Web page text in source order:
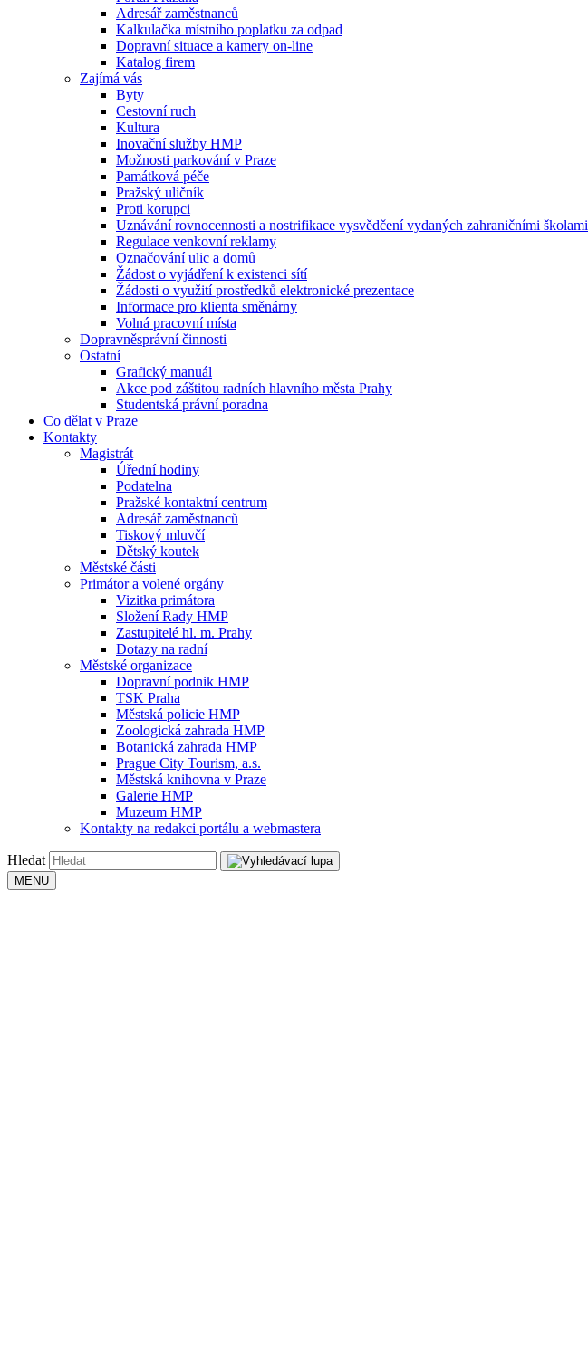
Adresář zaměstnanců
Kalkulačka místního poplatku za odpad
Dopravní situace a kamery on-line
Katalog firem
Zajímá vás
Byty
Cestovní ruch
Kultura
Inovační služby HMP
Možnosti parkování v Praze
Památková péče
Pražský uličník
Proti korupci
Uznávání rovnocennosti a nostrifikace vysvědčení vydaných zahraničními školami
Regulace venkovní reklamy
Označování ulic a domů
Žádost o vyjádření k existenci sítí
Žádosti o využití prostředků elektronické prezentace
Informace pro klienta směnárny
Volná pracovní místa
Dopravněsprávní činnosti
Ostatní
Grafický manuál
Akce pod záštitou radních hlavního města Prahy
Studentská právní poradna
Co dělat v Praze
Kontakty
Magistrát
Úřední hodiny
Podatelna
Pražské kontaktní centrum
Adresář zaměstnanců
Tiskový mluvčí
Dětský koutek
Městské části
Primátor a volené orgány
Vizitka primátora
Složení Rady HMP
Zastupitelé hl. m. Prahy
Dotazy na radní
Městské organizace
Dopravní podnik HMP
TSK Praha
Městská policie HMP
Zoologická zahrada HMP
Botanická zahrada HMP
Prague City Tourism, a.s.
Městská knihovna v Praze
Galerie HMP
Muzeum HMP
Kontakty na redakci portálu a webmastera
Hledat
MENU